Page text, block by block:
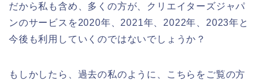
だから私も含め、多くの方が、クリエイターズジャパ
ンのサービスを2020年、2021年、2022年、2023年と
今後も利用していくのではないでしょうか？
もしかしたら、過去の私のように、こちらをご覧の方